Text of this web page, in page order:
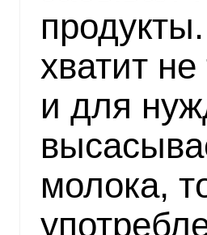
хватит
и для
молока,